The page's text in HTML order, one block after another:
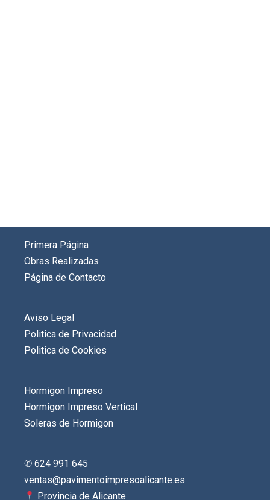
Primera Página
Obras Realizadas
Página de Contacto
Aviso Legal
Politica de Privacidad
Politica de Cookies
Hormigon Impreso
Hormigon Impreso Vertical
Soleras de Hormigon
✆ 624 991 645
ventas@pavimentoimpresoalicante.es
Provincia de Alicante